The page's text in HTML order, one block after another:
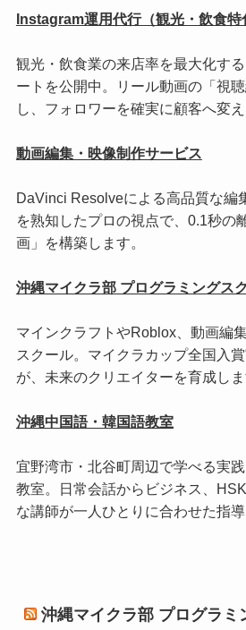
Instagram運用代行（観光・飲食特
観光・飲食業の来店率を最大化す
ートを公開中。リール動画の「視
し、フォロワーを確実に顧客へ変え
動画編集・映像制作サービス
DaVinci Resolveによる高品質な編
を熟知したプロの視点で、0.1秒の
画」を構築します。
沖縄マイクラ部 プログラミングス
マインクラフトやRoblox、動画編
スクール。マイクラカップ全国入
が、未来のクリエイターを育成しま
沖縄中国語・韓国語教室
宜野湾市・北谷町周辺で学べる実
教室。日常会話からビジネス、
な講師が一人ひとりに合わせた指導
沖縄マイクラ部 プログラミ